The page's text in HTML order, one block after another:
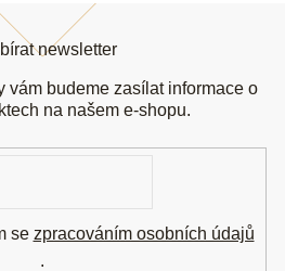
newsletter
vám budeme zasílat informace o
na našem e-shopu.
se zpracováním osobních údajů
.